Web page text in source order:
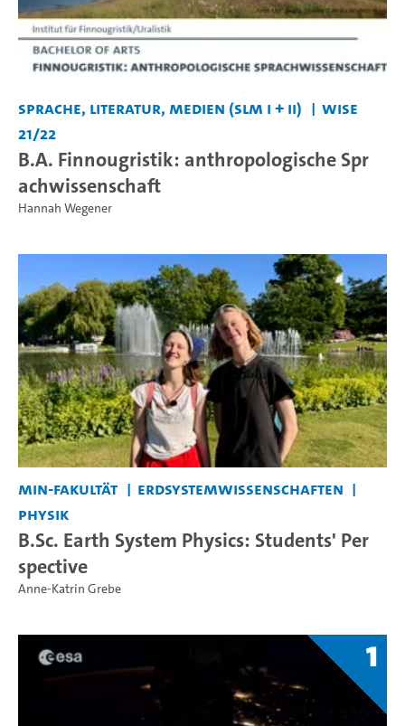
Sprache, Literatur, Medien (SLM I + II)
WiSe
21/22
B.A. Finnougristik: anthropologische Spr
achwissenschaft
Hannah Wegener
MIN-Fakultät
Erdsystemwissenschaften
Physik
B.Sc. Earth System Physics: Students' Per
spective
Anne-Katrin Grebe
1